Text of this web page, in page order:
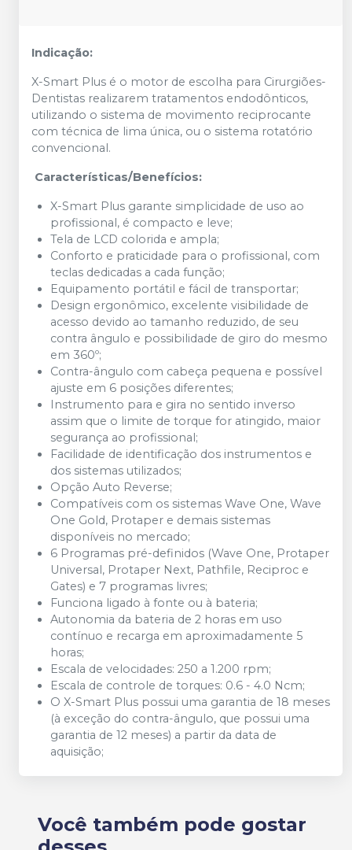
Indicação:
X-Smart Plus é o motor de escolha para Cirurgiões-
Dentistas realizarem tratamentos endodônticos,
utilizando o sistema de movimento reciprocante
com técnica de lima única, ou o sistema rotatório
convencional.
Características/Benefícios:
X-Smart Plus garante simplicidade de uso ao
profissional, é compacto e leve;
Tela de LCD colorida e ampla;
Conforto e praticidade para o profissional, com
teclas dedicadas a cada função;
Equipamento portátil e fácil de transportar;
Design ergonômico, excelente visibilidade de
acesso devido ao tamanho reduzido, de seu
contra ângulo e possibilidade de giro do mesmo
em 360º;
Contra-ângulo com cabeça pequena e possível
ajuste em 6 posições diferentes;
Instrumento para e gira no sentido inverso
assim que o limite de torque for atingido, maior
segurança ao profissional;
Facilidade de identificação dos instrumentos e
dos sistemas utilizados;
Opção Auto Reverse;
Compatíveis com os sistemas Wave One, Wave
One Gold, Protaper e demais sistemas
disponíveis no mercado;
6 Programas pré-definidos (Wave One, Protaper
Universal, Protaper Next, Pathfile, Reciproc e
Gates) e 7 programas livres;
Funciona ligado à fonte ou à bateria;
Autonomia da bateria de 2 horas em uso
contínuo e recarga em aproximadamente 5
horas;
Escala de velocidades: 250 a 1.200 rpm;
Escala de controle de torques: 0.6 - 4.0 Ncm;
O X-Smart Plus possui uma garantia de 18 meses
(à exceção do contra-ângulo, que possui uma
garantia de 12 meses) a partir da data de
aquisição;
Você também pode gostar